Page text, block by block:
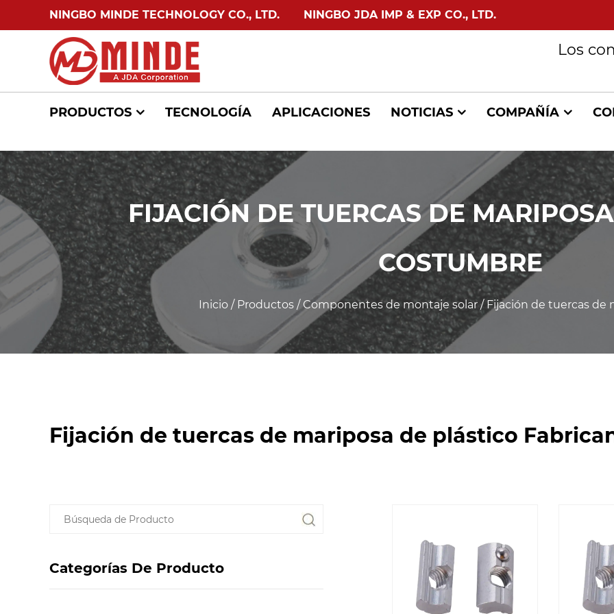
NINGBO MINDE TECHNOLOGY CO., LTD. NINGBO JDA IMP & EXP CO., LTD.
Los
PRODUCTOS TECNOLOGÍA APLICACIONES NOTICIAS COMPAÑÍA
FIJACIÓN DE TUERCAS DE
COSTUMBRE
Inicio / Productos /Componentes de montaje solar/ Fijación de tuercas de
Fijación de tuercas de mariposa de plástico
Categorías De Producto